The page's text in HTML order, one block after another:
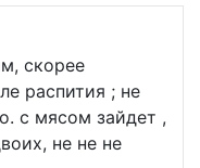
скорее
распития ; не
с мясом зайдет ,
не не не